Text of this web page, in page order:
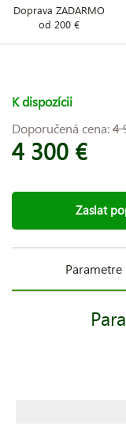
Doprava ZADARMO
od 200 €
K dispozícii
Doporučená cena:4
4 300 €
Zaslat
Parametre